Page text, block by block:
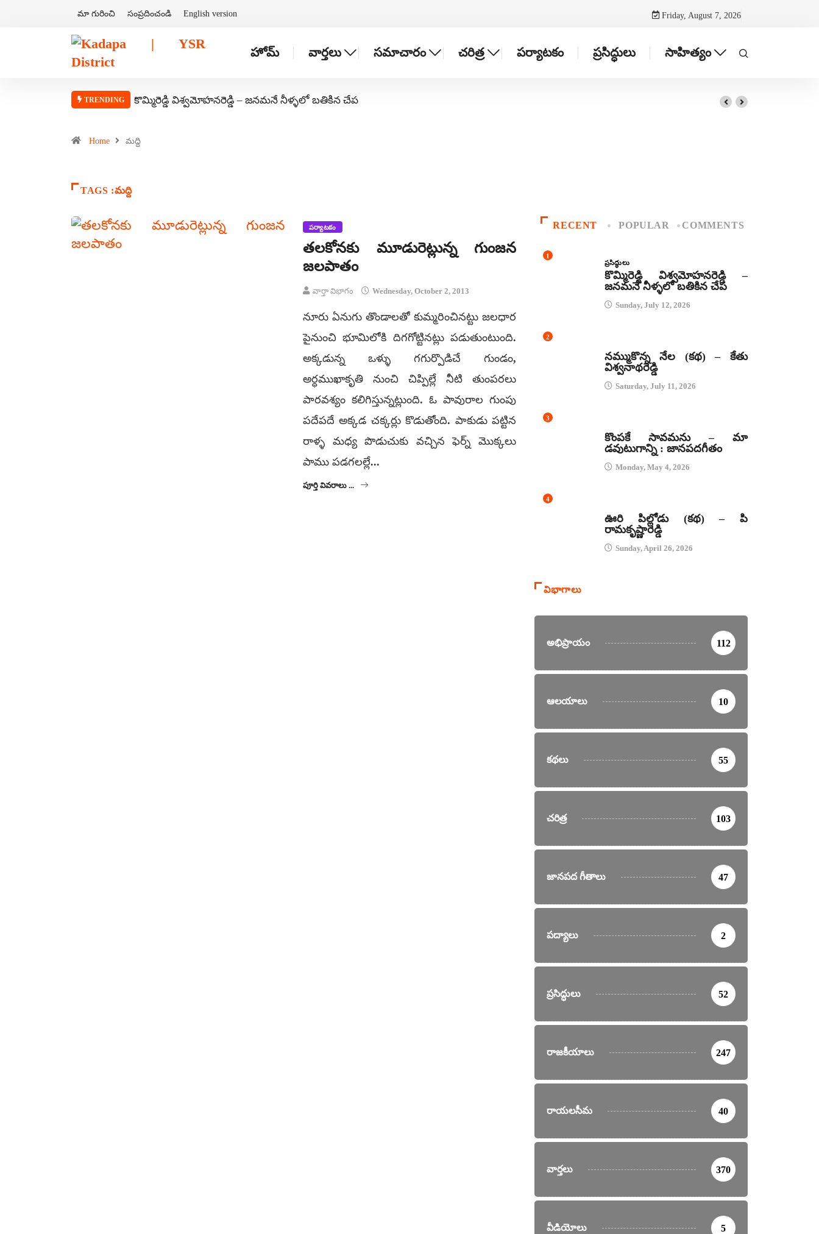
మా గురించి సంప్రదించండి English version Friday, August 7, 2026
హోమ్ వార్తలు సమాచారం చరిత్ర పర్యాటకం ప్రసిద్ధులు సాహిత్యం
TRENDING కొమ్మిరెడ్డి విశ్వమోహనరెడ్డి – జనమనే నీళ్ళలో బతికిన చేప
Home మద్ది
TAGS :మద్ది
పర్యాటకం
తలకోనకు మూడురెట్లున్న గుంజన
జలపాతం
వార్తా విభాగం Wednesday, October 2, 2013
నూరు ఏనుగు తొండాలతో కుమ్మరించినట్టు జలధార
పైనుంచి భూమిలోకి దిగగోట్టినట్లు పడుతుంటుంది.
అక్కడున్న ఒళ్ళు గగుర్పొడిచే గుండం,
అర్ధముఖాకృతి నుంచి చిప్పిల్లే నీటి తుంపరలు
పారవశ్యం కలిగిస్తున్నట్లుంది. ఓ పావురాల గుంపు
పదేపదే అక్కడ చక్కర్లు కొడుతోంది. పాకుడు పట్టిన
రాళ్ళ మధ్య పొడుచుకు వచ్చిన ఫెర్న్ మొక్కలు
పాము పడగలల్లే...
పూర్తి వివరాలు ...
RECENT POPULAR COMMENTS
1
ప్రసిద్ధులు
కొమ్మిరెడ్డి విశ్వమోహనరెడ్డి –
జనమనే నీళ్ళలో బతికిన చేప
Sunday, July 12, 2026
2
నమ్ముకొన్న నేల (కథ) – కేతు
విశ్వనాథరెడ్డి
Saturday, July 11, 2026
3
కొంపకే సావమను – మా
డవుటుగాన్ని : జానపదగీతం
Monday, May 4, 2026
4
ఊరి పిల్లోడు (కథ) – పి
రామకృష్ణారెడ్డి
Sunday, April 26, 2026
విభాగాలు
అభిప్రాయం 112
ఆలయాలు 10
కథలు 55
చరిత్ర 103
జానపద గీతాలు 47
పద్యాలు 2
ప్రసిద్ధులు 52
రాజకీయాలు 247
రాయలసీమ 40
వార్తలు 370
వీడియోలు 5